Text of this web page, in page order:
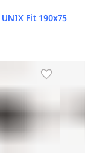
UNIX Fit 190x75